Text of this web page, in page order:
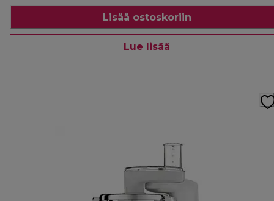
Lisää ostoskoriin
Lue lisää